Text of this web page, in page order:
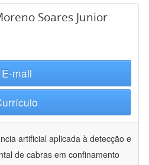
Soares Junior
E-mail
artificial aplicada à detecção e
de cabras em confinamento